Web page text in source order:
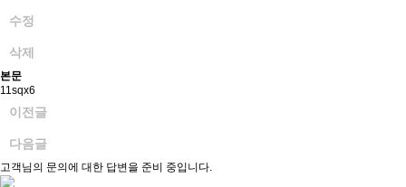
수정
삭제
본문
11sqx6
이전글
다음글
고객님의 문의에 대한 답변을 준비 중입니다.